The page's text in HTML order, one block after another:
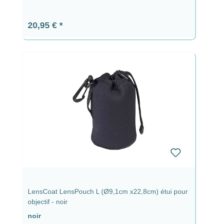
Prix régulier :
20,95 €
LensCoat LensPouch L (Ø9,1cm x22,8cm) étui pour
objectif - noir
noir